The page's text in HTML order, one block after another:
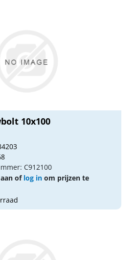
10x100
C912100
aan of log in om prijzen te